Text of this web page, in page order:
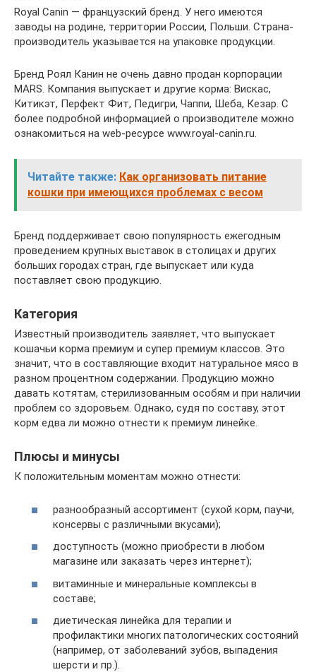
Royal Canin — французский бренд. У него имеются
заводы на родине, территории России, Польши. Страна-
производитель указывается на упаковке продукции.
Бренд Роял Канин не очень давно продан корпорации
MARS. Компания выпускает и другие корма: Вискас,
Китикэт, Перфект Фит, Педигри, Чаппи, Шеба, Кезар. С
более подробной информацией о производителе можно
ознакомиться на web-ресурсе www.royal-canin.ru.
Читайте также: Как организовать питание
кошки при имеющихся проблемах с весом
Бренд поддерживает свою популярность ежегодным
проведением крупных выставок в столицах и других
больших городах стран, где выпускает или куда
поставляет свою продукцию.
Категория
Известный производитель заявляет, что выпускает
кошачьи корма премиум и супер премиум классов. Это
значит, что в составляющие входит натуральное мясо в
разном процентном содержании. Продукцию можно
давать котятам, стерилизованным особям и при наличии
проблем со здоровьем. Однако, судя по составу, этот
корм едва ли можно отнести к премиум линейке.
Плюсы и минусы
К положительным моментам можно отнести:
разнообразный ассортимент (сухой корм, паучи,
консервы с различными вкусами);
доступность (можно приобрести в любом
магазине или заказать через интернет);
витаминные и минеральные комплексы в
составе;
диетическая линейка для терапии и
профилактики многих патологических состояний
(например, от заболеваний зубов, выпадения
шерсти и пр.).